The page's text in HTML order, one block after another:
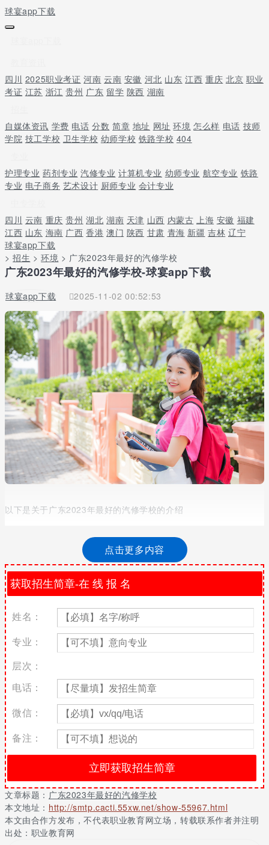
球宴app下载
四川 2025职业考证 河南 云南 安徽 河北 山东 江西 重庆 北京 职业
考证 江苏 浙江 贵州 广东 留学 陕西 湖南
自媒体资讯 学费 电话 分数 简章 地址 网址 环境 怎么样 电话 技师
学院 技工学校 卫生学校 幼师学校 铁路学校 404
护理专业 药剂专业 汽修专业 计算机专业 幼师专业 航空专业 铁路
专业 电子商务 艺术设计 厨师专业 会计专业
四川 云南 重庆 贵州 湖北 湖南 天津 山西 内蒙古 上海 安徽 福建
江西 山东 海南 广西 香港 澳门 陕西 甘肃 青海 新疆 吉林 辽宁
球宴app下载
>招生 >环境 > 广东2023年最好的汽修学校
广东2023年最好的汽修学校-球宴app下载
球宴app下载 2025-11-02 00:52:53
以下是关于广东2023年最好的汽修学校的介绍
业学校数量也是很多的，那么每个人对学校好坏都有自己的一个判
断标准。但是不管这么选择，专业的教学质量始终是非常重要的，
在选择学校时也应该着重注意这个方面，至于其它的学校环境之类
的就根据自己的爱好来选择。
肇庆商贸中等职业学校
学校简介
肇庆市商贸中等职业学校座落在风景秀丽的粤港澳大湾区肇庆市城
区，创办于1979年，是广东省省级重点中等职业学校。学校开设中
餐烹饪与营养膳食、学前教育、会计电算化、汽车运用与维修、计
算机平面设计、制冷和空调设备运行与维修、市场营销、模具制造
技术等8个专业。其中，烹饪和会计两个专业被评为市重点名专业。
办学条件
学校占地面积为48568平方米，绿化面积16500平方米，建筑面积
41800平方米，校园环境优美，建有300米标准塑胶跑道及足球
场、篮球场、羽毛球场、乒乓球场等运动设施。建有校内专业实习
实训基地9个，实训实习场室55间，校外实训基地51个。学校拥有
一支结构合理、力量雄厚、高素质高技能的教师队伍，有国家级烹
饪大师、高级讲师、高级技师、高级职业指导师、模具制造与数控
技术工程师、汽修高级技师、高级经济师、会计师、高级商务师、
高级音乐师、高级舞蹈师执教，并聘任一定数量企业的行家作为兼
职教师。
点击更多内容
姓名：
专业：
层次：
电话：
微信：
备注：
文章标题： 广东2023年最好的汽修学校
本文地址： http://smtp.cacti.55xw.net/show-55967.html
本文由合作方发布，不代表职业教育网立场，转载联系作者并注明
出处：职业教育网